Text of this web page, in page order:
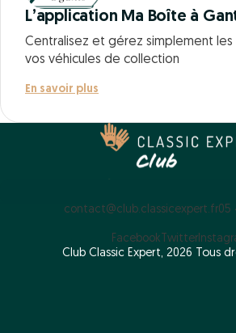
L’application Ma Boîte à
Centralisez et gérez simplement
vos véhicules de collection
En savoir plus
contact@club.classicexpert.fr05
Facebook Twitter
Club Classic Expert, 2026 Tous